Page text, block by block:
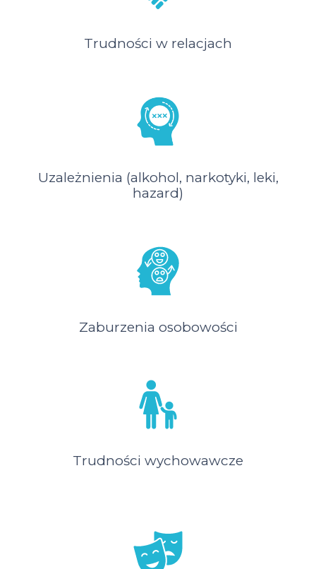
Trudności w relacjach
Uzależnienia (alkohol, narkotyki, leki,
hazard)
Zaburzenia osobowości
Trudności wychowawcze